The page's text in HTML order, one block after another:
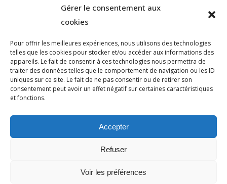
Gérer le consentement aux
cookies
Pour offrir les meilleures expériences, nous utilisons des technologies
telles que les cookies pour stocker et/ou accéder aux informations des
appareils. Le fait de consentir à ces technologies nous permettra de
traiter des données telles que le comportement de navigation ou les ID
uniques sur ce site. Le fait de ne pas consentir ou de retirer son
consentement peut avoir un effet négatif sur certaines caractéristiques
et fonctions.
Accepter
Refuser
Voir les préférences
groupes de travail sur différents thèmes, dont
nous vous proposerons les résultats, ainsi que les
de vous faire part de nos nouveautés !
Courrier:
Anne-Claire Thury - AMC 69
19 rue Capitaine Ferber
69300 CALUIRE
association.medco.69@gmail.com